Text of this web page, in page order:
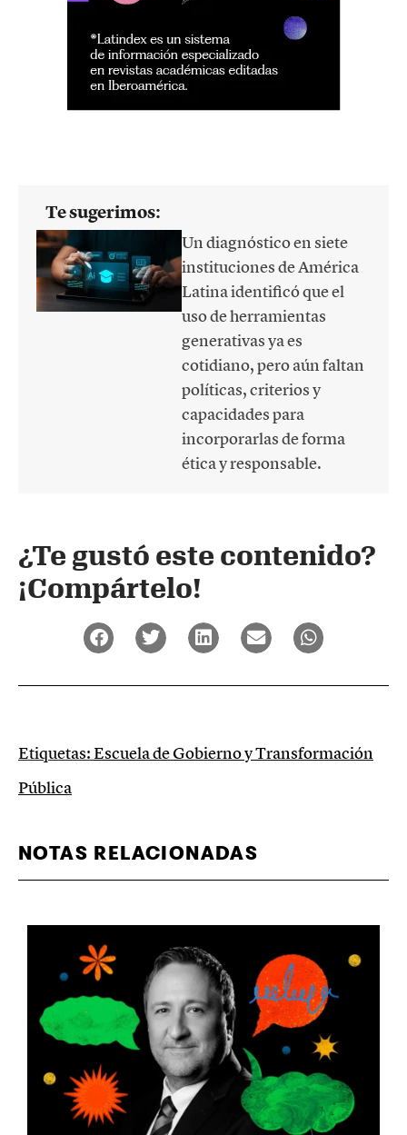
Te sugerimos:
Un diagnóstico en siete
instituciones de América
Latina identificó que el
uso de herramientas
generativas ya es
cotidiano, pero aún faltan
políticas, criterios y
capacidades para
incorporarlas de forma
ética y responsable.
¿Te gustó este contenido?
¡Compártelo!
Etiquetas:Escuela de Gobierno y Transformación
Pública
NOTAS RELACIONADAS